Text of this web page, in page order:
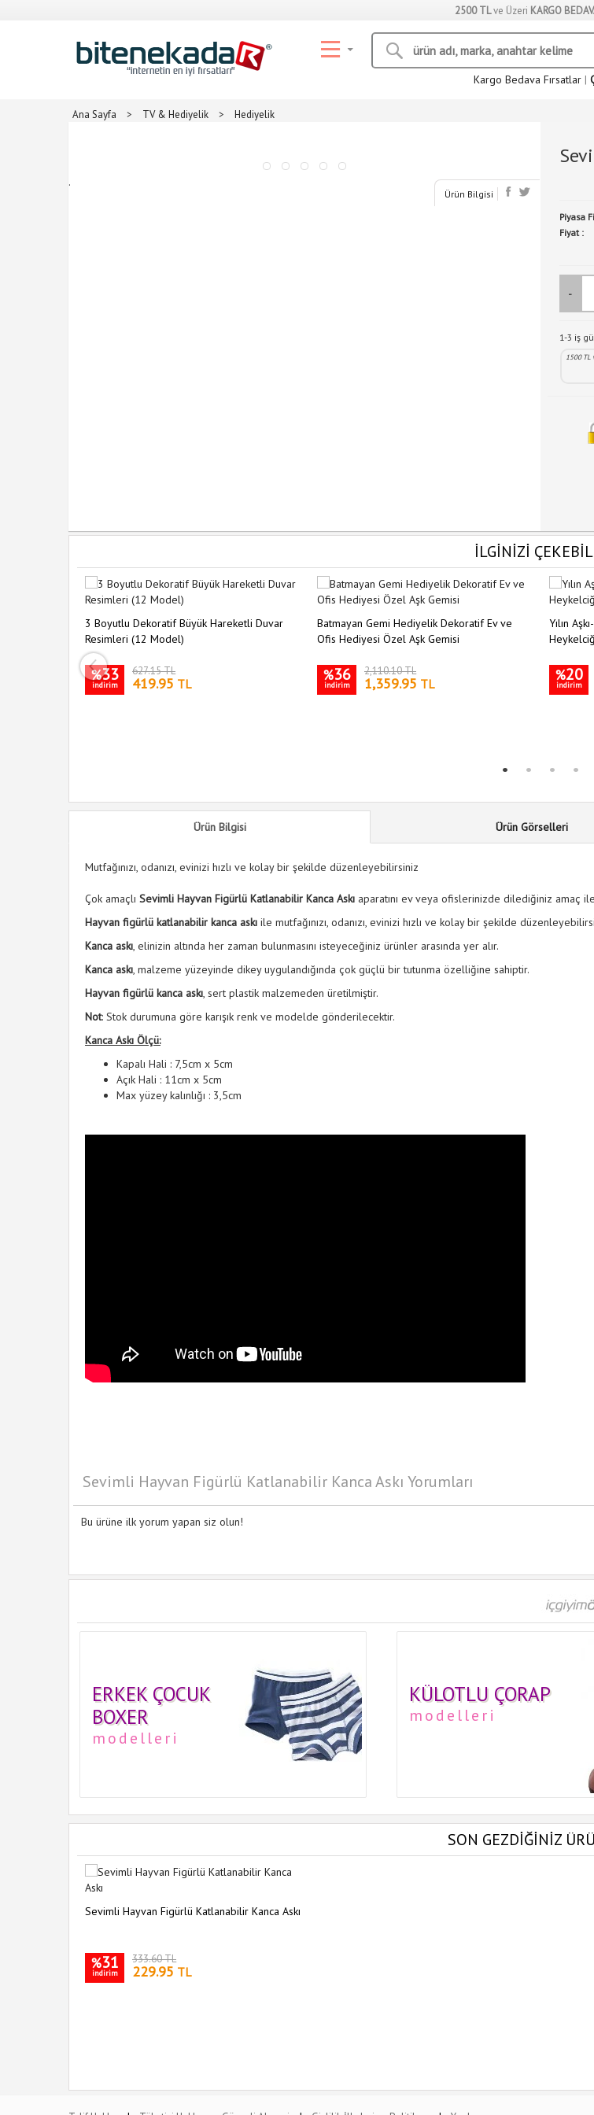
2500 TLve Üzeri KARGO
Kargo Bedava Fırsatlar |
Ana Sayfa > TV & Hediyelik > Hediyelik
.
Ürün Bilgisi
Piyasa
Fiyat :
-
1-3 iş
1500 TL
İLGİNİZİ
3 Boyutlu Dekoratif Büyük Hareketli Duvar
Resimleri (12 Model)
%33
indirim
627.15 TL
419.95 TL
Batmayan Gemi Hediyelik Dekoratif Ev ve
Ofis Hediyesi Özel Aşk Gemisi
%36
indirim
2,110.10 TL
1,359.95 TL
Yılın
%20
indirim
Ürün Bilgisi Ürün Görselleri
Mutfağınızı, odanızı, evinizi hızlı ve kolay bir şekilde düzenleyebilirsiniz
Çok amaçlı Sevimli Hayvan Figürlü Katlanabilir Kanca Askı aparatını ev veya ofislerinizde dilediğiniz amaç
Hayvan figürlü katlanabilir kanca askı ile mutfağınızı, odanızı, evinizi hızlı ve kolay bir şekilde
Kanca askı, elinizin altında her zaman bulunmasını isteyeceğiniz ürünler arasında yer alır.
Kanca askı, malzeme yüzeyinde dikey uygulandığında çok güçlü bir tutunma özelliğine sahiptir.
Hayvan figürlü kanca askı, sert plastik malzemeden üretilmiştir.
Not: Stok durumuna göre karışık renk ve modelde gönderilecektir.
Kanca Askı Ölçü:
Kapalı Hali : 7,5cm x 5cm
Açık Hali : 11cm x 5cm
Max yüzey kalınlığı : 3,5cm
Sevimli Hayvan Figürlü Katlanabilir Kanca Askı Yorumları
Bu ürüne ilk yorum yapan siz olun!
ERKEK ÇOCUK
BOXER
modelleri
KÜLOTLU ÇORAP
modelleri
SON GEZDİĞİNİZ
Sevimli Hayvan Figürlü Katlanabilir Kanca Askı
%31
indirim
333.60 TL
229.95 TL